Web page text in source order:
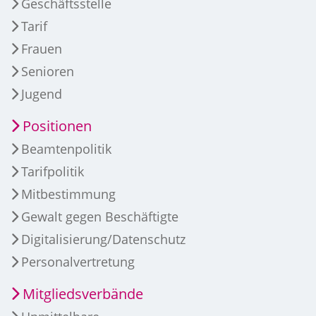
Tarif
Frauen
Senioren
Jugend
Positionen
Beamtenpolitik
Tarifpolitik
Mitbestimmung
Gewalt gegen Beschäftigte
Digitalisierung/Datenschutz
Personalvertretung
Mitgliedsverbände